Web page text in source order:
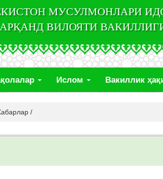
МУСУЛМОНЛАРИ
ВИЛОЯТИ
Ислом Вакиллик
/